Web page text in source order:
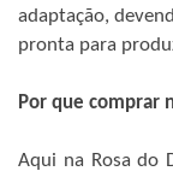
adaptação,
pronta para
Por que comprar
Aqui na Rosa do